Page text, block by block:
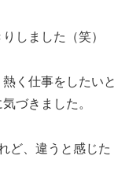
しました（笑）
く仕事をしたいと
づきました。
ど、違うと感じた